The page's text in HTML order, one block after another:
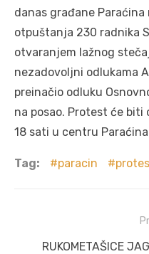
danas građane Paraćina
otpuštanja 230 radnika
otvaranjem lažnog
nezadovoljni odlukama
preinačio odluku
na posao. Protest će biti
18 sati u centru
Tag: paracin
navigation
Previous
RUKOMETAŠICE